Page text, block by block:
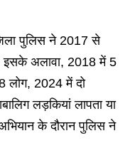
पुलिस ने 2017 से
इसके अलावा, 2018 में 5
लोग, 2024 में दो
लड़कियां लापता या
के दौरान पुलिस ने